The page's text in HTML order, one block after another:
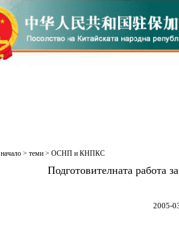
начало> теми> ОСНП и КНПКС
Подготовителната работа
2005-